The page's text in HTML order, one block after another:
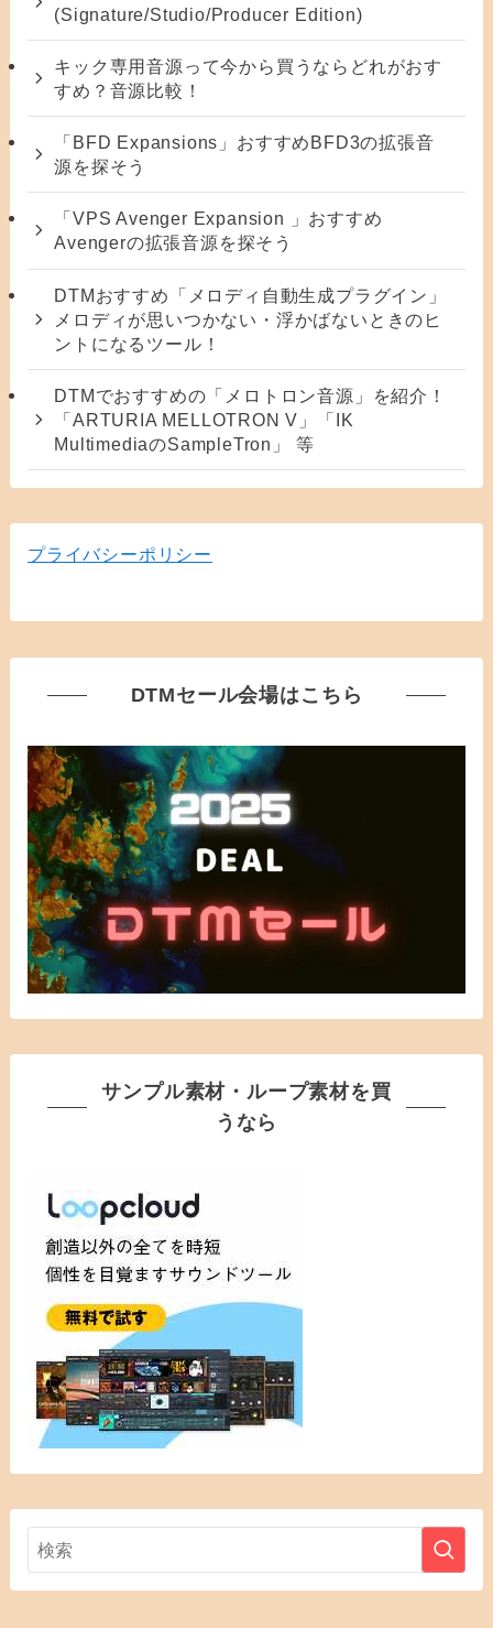
(Signature/Studio/Producer Edition)
キック専用音源って今から買うならどれがおす
すめ？音源比較！
「BFD Expansions」おすすめBFD3の拡張音
源を探そう
「VPS Avenger Expansion 」おすすめ
Avengerの拡張音源を探そう
DTMおすすめ「メロディ自動生成プラグイン」
メロディが思いつかない・浮かばないときのヒ
ントになるツール！
DTMでおすすめの「メロトロン音源」を紹介！
「ARTURIA MELLOTRON V」「IK
MultimediaのSampleTron」 等
プライバシーポリシー
DTMセール会場はこちら
サンプル素材・ループ素材を買
うなら